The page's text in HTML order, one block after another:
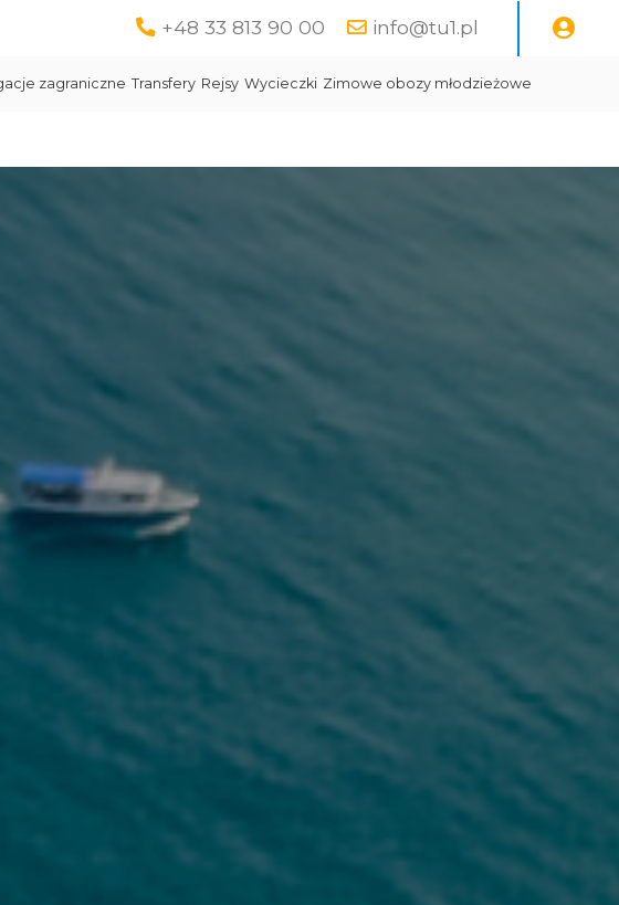
+48 33 813 90 00 info@tu1.pl
zagraniczne Transfery Rejsy Wycieczki Zimowe obozy młodzieżowe